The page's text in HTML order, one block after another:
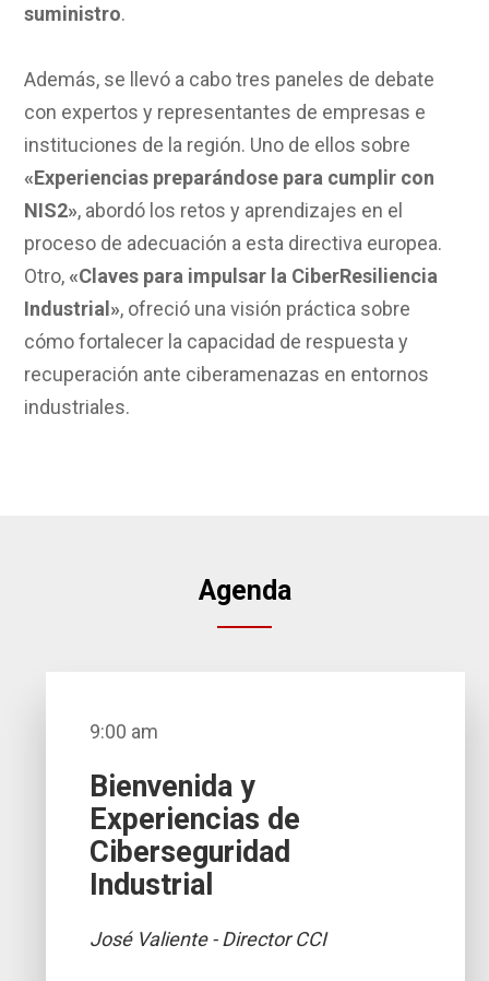
suministro.
Además, se llevó a cabo tres paneles de debate
con expertos y representantes de empresas e
instituciones de la región. Uno de ellos sobre
«Experiencias preparándose para cumplir con
NIS2», abordó los retos y aprendizajes en el
proceso de adecuación a esta directiva europea.
Otro,«Claves para impulsar la CiberResiliencia
Industrial», ofreció una visión práctica sobre
cómo fortalecer la capacidad de respuesta y
recuperación ante ciberamenazas en entornos
industriales.
Agenda
9:00 am
Bienvenida y
Experiencias de
Ciberseguridad
Industrial
José Valiente - Director CCI